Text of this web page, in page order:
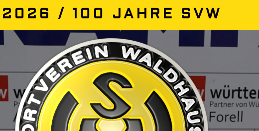
2026 / 100 JAHRE SVW